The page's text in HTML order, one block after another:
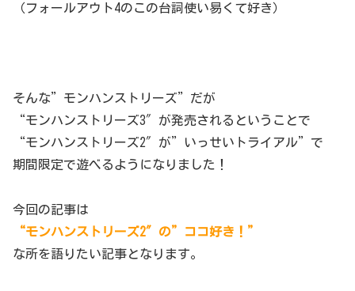
（フォールアウト4のこの台詞使い易くて好き）
そんな”モンハンストリーズ”だが
“モンハンストリーズ3″が発売されるということで
“モンハンストリーズ2″が”いっせいトライアル”で
期間限定で遊べるようになりました！
今回の記事は
“モンハンストリーズ2″の”ココ好き！”
な所を語りたい記事となります。